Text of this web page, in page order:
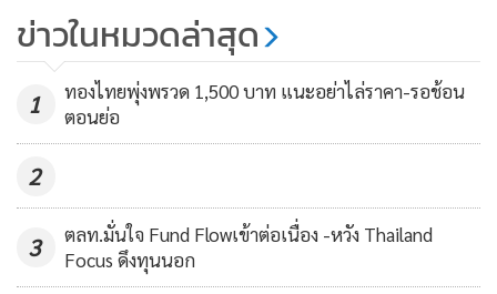
ต่ออุปทานน้ำมัน
อย่างไรก็ตาม สงครามในซีเรียยังคงอยู่ ซึ่งหากฝ่ายรัฐบาล
พยายามจะรุกเข้ายึดพื้นที่ส่วนที่เหลือคืนได้จากฝ่ายกบฏ ก็อาจ
เกิดการปะทะใหญ่อีกครั้ง และจะสร้างความผันผวนให้กับตลาด
น้ำมัน และทองคำ เนื่องจากบริเวณดังกล่าวเป็นพื้นที่ขุดเจาะ
น้ำมันที่สำคัญของประเทศ ดังนั้น จึงยังคงคำแนะนำให้เก็งกำไร
ในกรอบด้วยการรอจังหวะเข้าซื้อสะสมเมื่อราคาอ่อนตัวลงในช่วง
1,300-1,315 ดอลลาร์สหรัฐฯ แล้วแบ่งขายทำกำไรเมื่อราคาปรับ
1,098
Q1/61 แรงกระตุ้นดัชนีตลาดหุ้น
ข่าวในหมวดล่าสุด
1
ทองไทยพุ่งพรวด 1,500 บาท แนะอย่าไล่ราคา-รอช้อน
ตอนย่อ
2
3
ตลท.มั่นใจ Fund Flowเข้าต่อเนื่อง -หวัง Thailand
Focus ดึงทุนนอก